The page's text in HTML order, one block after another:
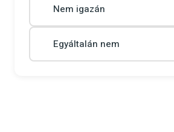
Nem igazán
Egyáltalán nem